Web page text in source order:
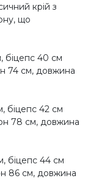
крій з
що
біцепс 40 см
74 см, довжина
біцепс 42 см
78 см, довжина
біцепс 44 см
86 см, довжина